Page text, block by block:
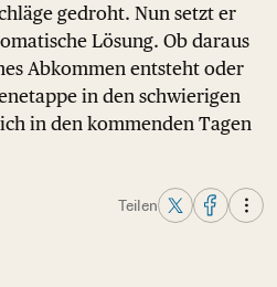
gedroht. Nun setzt er
Lösung. Ob daraus
Abkommen entsteht oder
in den schwierigen
in den kommenden Tagen
Teilen